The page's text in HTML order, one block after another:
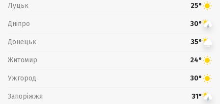
Луцьк 25°
Дніпро 30°
Донецьк 35°
Житомир 24°
Ужгород 30°
Запоріжжя 31°